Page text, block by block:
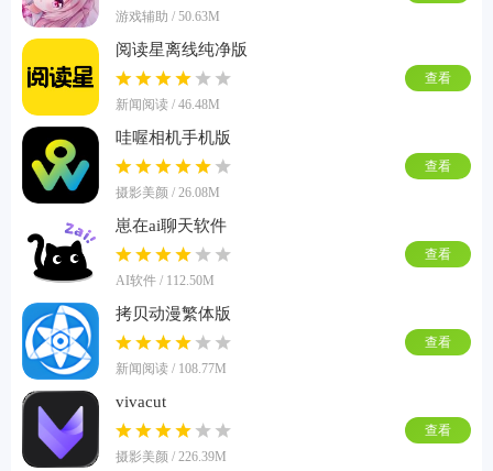
游戏辅助 / 50.63M
阅读星离线纯净版
新闻阅读 / 46.48M
查看
哇喔相机手机版
摄影美颜 / 26.08M
查看
崽在ai聊天软件
AI软件 / 112.50M
查看
拷贝动漫繁体版
新闻阅读 / 108.77M
查看
vivacut
摄影美颜 / 226.39M
查看